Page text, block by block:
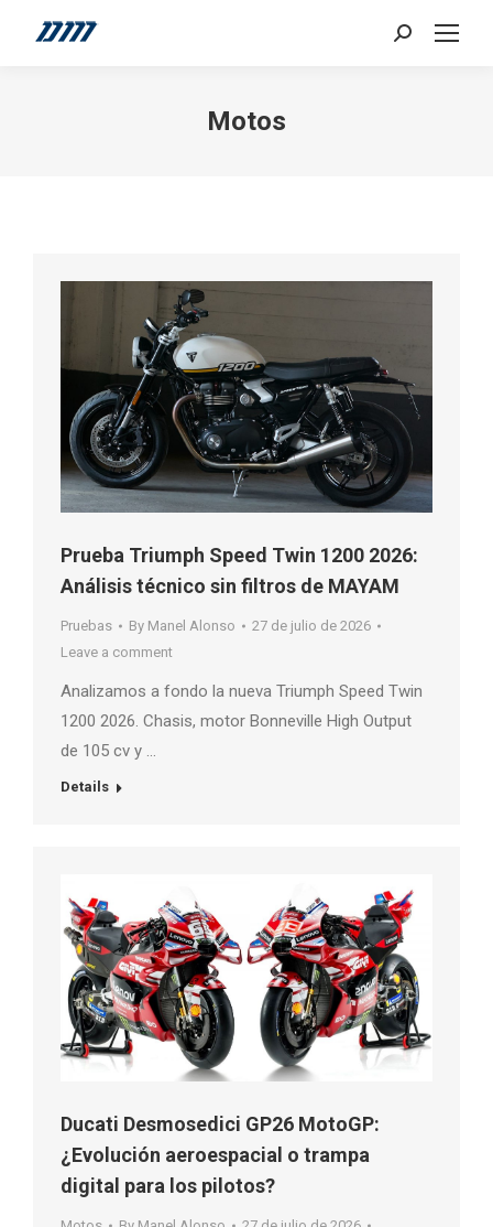
Search:
Motos
Prueba Triumph Speed Twin 1200 2026:
Análisis técnico sin filtros de MAYAM
Pruebas By Manel Alonso
27 de julio de 2026
Leave a comment
Analizamos a fondo la nueva Triumph Speed Twin
1200 2026. Chasis, motor Bonneville High Output
de 105 cv y …
Details
Ducati Desmosedici GP26 MotoGP:
¿Evolución aeroespacial o trampa
digital para los pilotos?